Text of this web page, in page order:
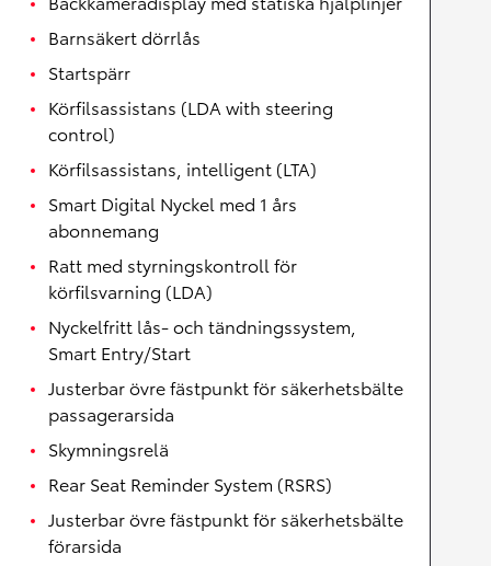
Barnsäkert dörrlås
Startspärr
Körfilsassistans (LDA with steering
control)
Körfilsassistans, intelligent (LTA)
Smart Digital Nyckel med 1 års
abonnemang
Ratt med styrningskontroll för
körfilsvarning (LDA)
Nyckelfritt lås- och tändningssystem,
Smart Entry/Start
Justerbar övre fästpunkt för säkerhetsbälte
passagerarsida
Skymningsrelä
Rear Seat Reminder System (RSRS)
Justerbar övre fästpunkt för säkerhetsbälte
förarsida